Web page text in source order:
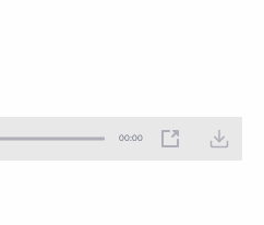
00:00